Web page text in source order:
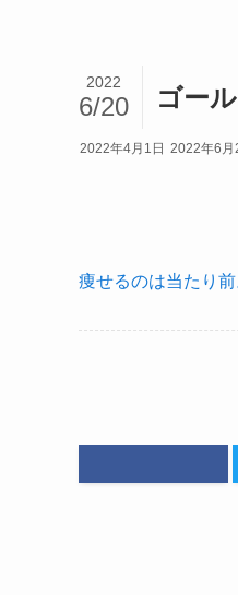
ゴー
2022
6/20
2022年4月1日 2022年6月
痩せるのは当たり